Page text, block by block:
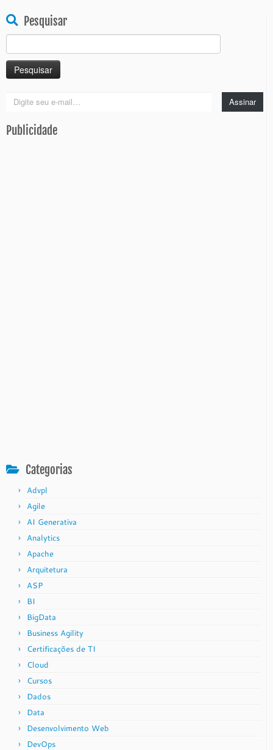
Pesquisar
por:
Digite
e-
mail…
Assinar
Publicidade
Categorias
Advpl
Agile
AI Generativa
Analytics
Apache
Arquitetura
ASP
BI
BigData
Business Agility
Certificações de TI
Cloud
Cursos
Dados
Data
Desenvolvimento Web
DevOps